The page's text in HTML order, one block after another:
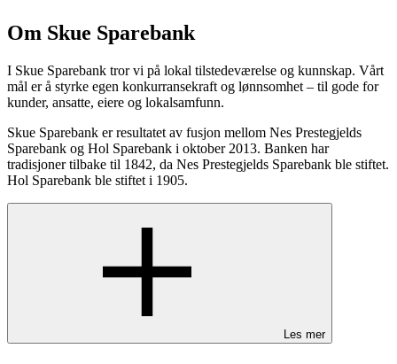
Om Skue Sparebank
I Skue Sparebank tror vi på lokal tilstedeværelse og kunnskap. Vårt
mål er å styrke egen konkurransekraft og lønnsomhet – til gode for
kunder, ansatte, eiere og lokalsamfunn.
Skue Sparebank er resultatet av fusjon mellom Nes Prestegjelds
Sparebank og Hol Sparebank i oktober 2013. Banken har
tradisjoner tilbake til 1842, da Nes Prestegjelds Sparebank ble stiftet.
Hol Sparebank ble stiftet i 1905.
Les mer